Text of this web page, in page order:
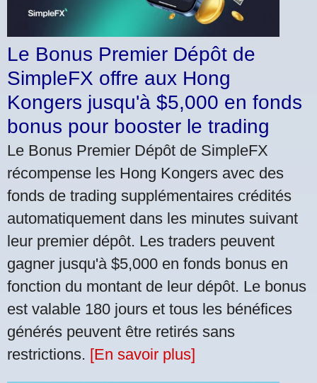
Le Bonus Premier Dépôt de
SimpleFX offre aux Hong
Kongers jusqu'à $5,000 en fonds
bonus pour booster le trading
Le Bonus Premier Dépôt de SimpleFX
récompense les Hong Kongers avec des
fonds de trading supplémentaires crédités
automatiquement dans les minutes suivant
leur premier dépôt. Les traders peuvent
gagner jusqu'à $5,000 en fonds bonus en
fonction du montant de leur dépôt. Le bonus
est valable 180 jours et tous les bénéfices
générés peuvent être retirés sans
restrictions. [En savoir plus]